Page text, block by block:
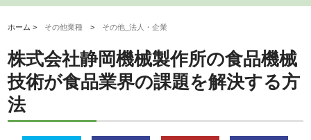
ホーム > その他業種 > その他_法人・企業
株式会社静岡機械製作所の食品機械
技術が食品業界の課題を解決する方
法